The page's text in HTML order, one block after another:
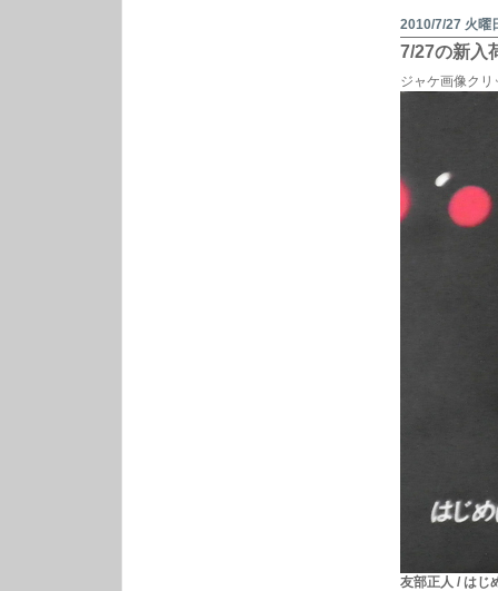
2010/7/27 火曜
7/27の新入
ジャケ画像ク
友部正人 / はじ